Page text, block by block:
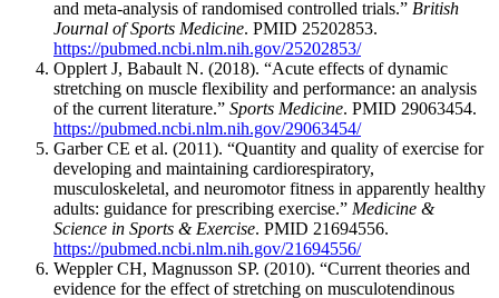
and meta-analysis of randomised controlled trials.” British
Journal of Sports Medicine. PMID 25202853.
https://pubmed.ncbi.nlm.nih.gov/25202853/
Opplert J, Babault N. (2018). “Acute effects of dynamic
stretching on muscle flexibility and performance: an analysis
of the current literature.” Sports Medicine. PMID 29063454.
https://pubmed.ncbi.nlm.nih.gov/29063454/
Garber CE et al. (2011). “Quantity and quality of exercise for
developing and maintaining cardiorespiratory,
musculoskeletal, and neuromotor fitness in apparently healthy
adults: guidance for prescribing exercise.” Medicine &
Science in Sports & Exercise. PMID 21694556.
https://pubmed.ncbi.nlm.nih.gov/21694556/
Weppler CH, Magnusson SP. (2010). “Current theories and
evidence for the effect of stretching on musculotendinous